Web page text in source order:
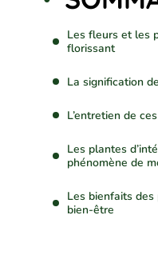
Les fleurs et les
florissant
La signification
L’entretien de
Les plantes
phénomène de
Les bienfaits
bien-être